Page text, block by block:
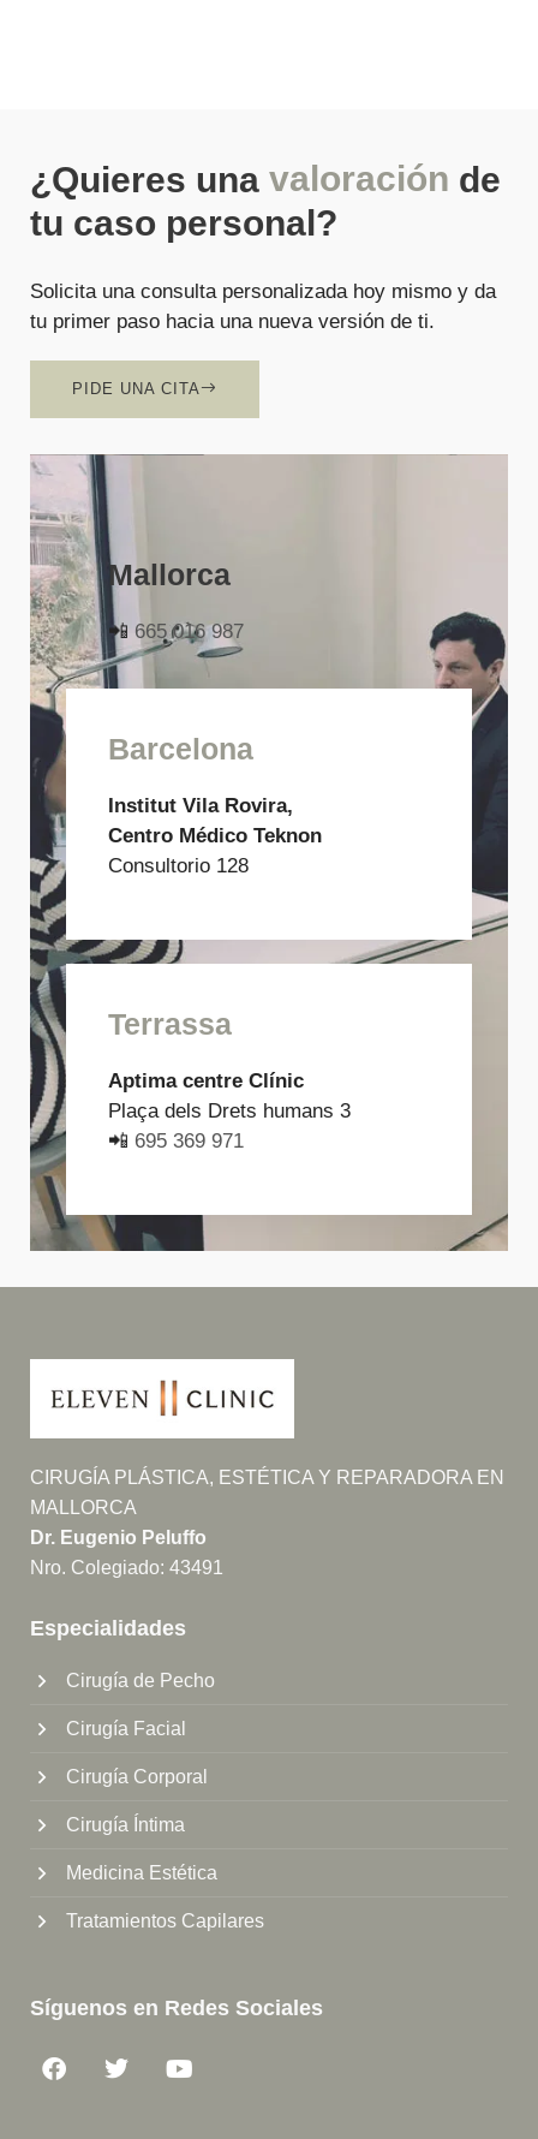
¿Quieres una valoración de
tu caso personal?
Solicita una consulta personalizada hoy mismo y da
tu primer paso hacia una nueva versión de ti.
PIDE UNA CITA
Mallorca
📲 665 016 987
Barcelona
Institut Vila Rovira,
Centro Médico Teknon
Consultorio 128
Terrassa
Aptima centre Clínic
Plaça dels Drets humans 3
📲 695 369 971
CIRUGÍA PLÁSTICA, ESTÉTICA Y REPARADORA EN
MALLORCA
Dr. Eugenio Peluffo
Nro. Colegiado: 43491
Especialidades
Cirugía de Pecho
Cirugía Facial
Cirugía Corporal
Cirugía Íntima
Medicina Estética
Tratamientos Capilares
Síguenos en Redes Sociales